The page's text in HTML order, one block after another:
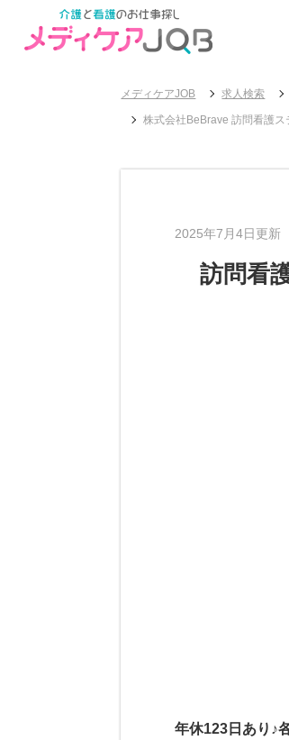
メディケアJOB 求人検索
株式会社BeBrave 訪問看護
2025年7月4日更新
訪問看
年休123日あり♪